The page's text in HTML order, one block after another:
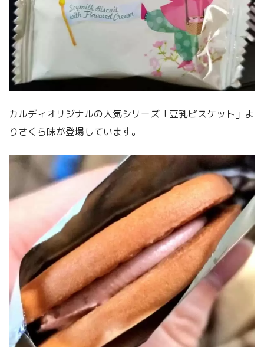
カルディオリジナルの人気シリーズ「豆乳ビスケット」よ
りさくら味が登場しています。